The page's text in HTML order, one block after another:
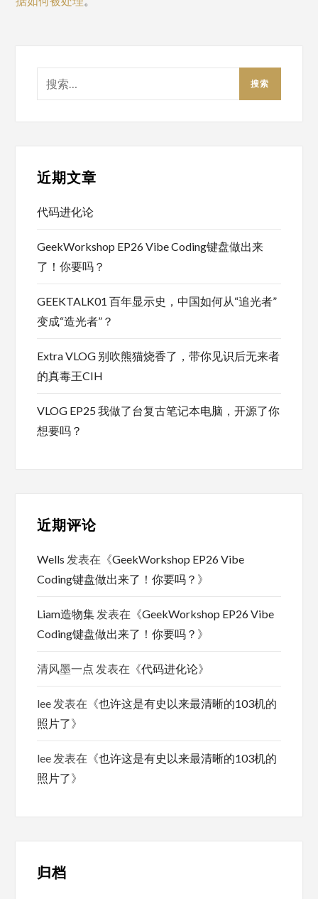
搜
索：
近期文章
代码进化论
GeekWorkshop EP26 Vibe Coding键盘做出来
了！你要吗？
GEEKTALK01 百年显示史，中国如何从“追光者”
变成“造光者”？
Extra VLOG 别吹熊猫烧香了，带你见识后无来者
的真毒王CIH
VLOG EP25 我做了台复古笔记本电脑，开源了你
想要吗？
近期评论
Wells 发表在《GeekWorkshop EP26 Vibe
Coding键盘做出来了！你要吗？ 》
Liam造物集 发表在《GeekWorkshop EP26 Vibe
Coding键盘做出来了！你要吗？ 》
清风墨一点 发表在《代码进化论》
lee 发表在《也许这是有史以来最清晰的103机的
照片了》
lee 发表在《也许这是有史以来最清晰的103机的
照片了》
归档